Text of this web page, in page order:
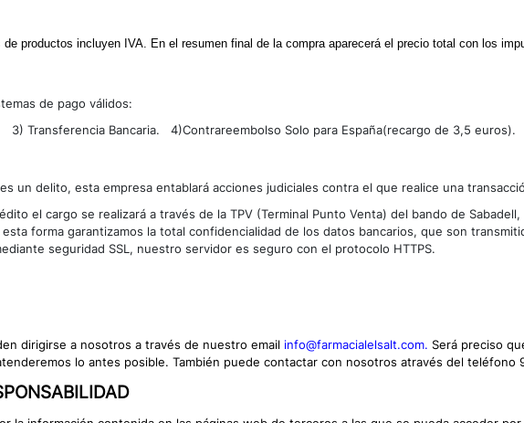
productos incluyen IVA. En el resumen final de la compra aparecerá el precio total con los
de pago válidos:
Transferencia Bancaria. 4)Contrareembolso Solo para España(recargo de 3,5 euros).
un delito, esta empresa entablará acciones judiciales contra el que realice una
el cargo se realizará a través de la TPV (Terminal Punto Venta) del bando de
forma garantizamos la total confidencialidad de los datos bancarios, que son
seguridad SSL, nuestro servidor es seguro con el protocolo HTTPS.
dirigirse a nosotros a través de nuestro email info@farmacialelsalt.com. Será preciso
lo antes posible. También puede contactar con nosotros através del teléfono